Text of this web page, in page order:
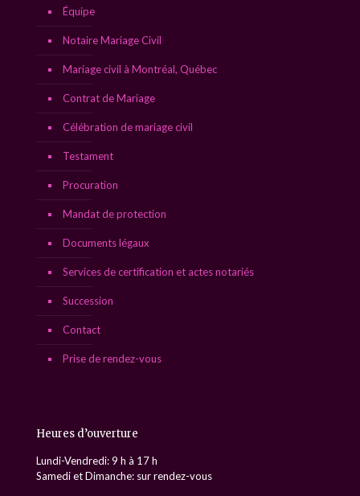
Équipe
Notaire Mariage Civil
Mariage civil à Montréal, Québec
Contrat de Mariage
Célébration de mariage civil
Testament
Procuration
Mandat de protection
Documents légaux
Services de certification et actes notariés
Succession
Contact
Prise de rendez-vous
Heures d’ouverture
Lundi-Vendredi: 9 h à 17 h
Samedi et Dimanche: sur rendez-vous